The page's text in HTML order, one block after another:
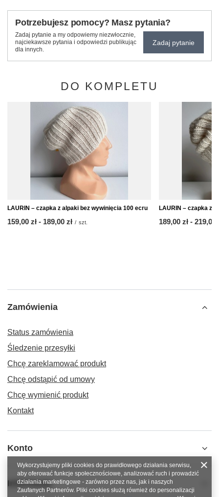
Potrzebujesz pomocy? Masz pytania?
Zadaj pytanie a my odpowiemy niezwłocznie,
najciekawsze pytania i odpowiedzi publikując
dla innych.
Zadaj pytanie
DO KOMPLETU
LAURIN – czapka z alpaki bez wywinięcia 100 ecru
od
159,00 zł - do
189,00 zł / szt.
LAURIN – czapka z
od
189,00 zł - do
219,00
Zamówienia
Status zamówienia
Śledzenie przesyłki
Chcę zareklamować produkt
Chcę odstąpić od umowy
Chcę wymienić produkt
Kontakt
Konto
Informacje
Wykorzystujemy pliki cookies do prawidłowego działania serwisu,
aby oferować funkcje społecznościowe, analizować ruch i prowadzić
działania marketingowe - zarówno przez nas, jak i naszych
Zaufanych Partnerów. Pliki cookies służą również do personalizacji